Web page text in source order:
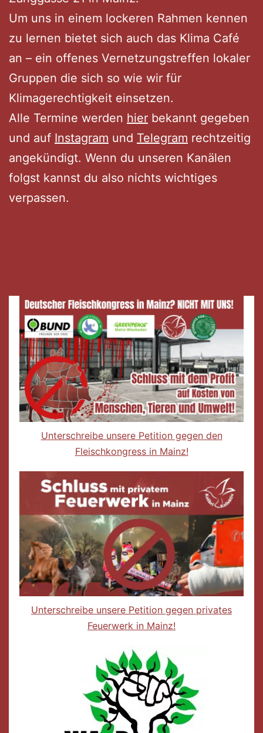
Um uns in einem lockeren Rahmen kennen
zu lernen bietet sich auch das Klima Café
an – ein offenes Vernetzungstreffen lokaler
Gruppen die sich so wie wir für
Klimagerechtigkeit einsetzen.
Alle Termine werden hier bekannt gegeben
und auf Instagram und Telegram rechtzeitig
angekündigt. Wenn du unseren Kanälen
folgst kannst du also nichts wichtiges
verpassen.
Unterschreibe unsere Petition gegen den
Fleischkongress in Mainz!
Unterschreibe unsere Petition gegen privates
Feuerwerk in Mainz!